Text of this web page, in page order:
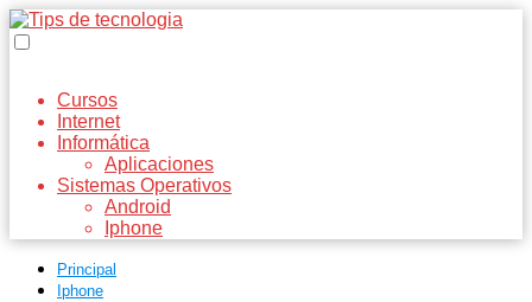
Cursos
Internet
Informática
Aplicaciones
Sistemas Operativos
Android
Iphone
Principal
Iphone